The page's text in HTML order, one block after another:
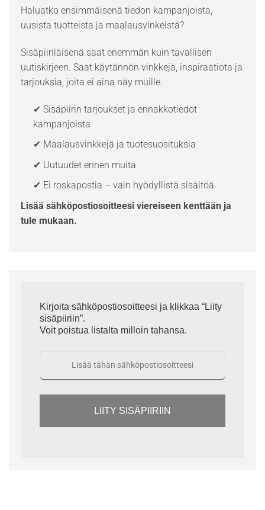
Haluatko ensimmäisenä tiedon kampanjoista,
uusista tuotteista ja maalausvinkeistä?
Sisäpiiriläisenä saat enemmän kuin tavallisen
uutiskirjeen. Saat käytännön vinkkejä, inspiraatiota ja
tarjouksia, joita ei aina näy muille.
✔ Sisäpiirin tarjoukset ja ennakkotiedot
kampanjoista
✔ Maalausvinkkejä ja tuotesuosituksia
✔ Uutuudet ennen muita
✔ Ei roskapostia – vain hyödyllistä sisältöä
Lisää sähköpostiosoitteesi viereiseen kenttään ja
tule mukaan.
Kirjoita sähköpostiosoitteesi ja klikkaa “Liity
sisäpiiriin”.
Voit poistua listalta milloin tahansa.
LIITY SISÄPIIRIIN